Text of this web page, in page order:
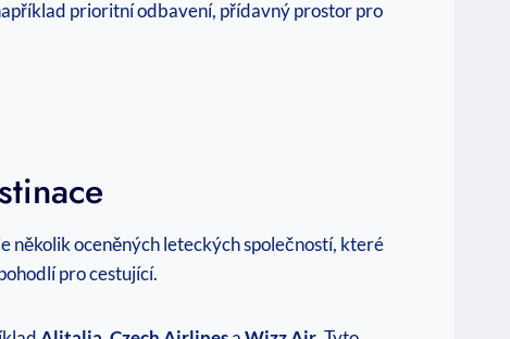
prioritní odbavení, přídavný prostor pro
několik oceněných leteckých společností, které
pro cestující.